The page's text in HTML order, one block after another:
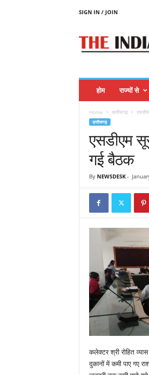
SIGN IN / JOIN
होम राज्यों से
Home छत्तीसगढ़
छत्तीसगढ़
एसडीएम
गई बैठक
By NEWSDESK-
कलेक्टर श्री रोहित
दुकानों में कमी पाए गए